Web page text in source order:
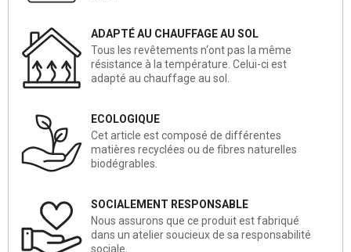
ADAPTÉ AU CHAUFFAGE AU SOL
Tous les revêtements n‘ont pas la même
résistance à la température. Celui-ci est
adapté au chauffage au sol.
ECOLOGIQUE
Cet article est composé de différentes
matières recyclées ou de fibres naturelles
biodégrables.
SOCIALEMENT RESPONSABLE
Nous assurons que ce produit est fabriqué
dans un atelier soucieux de sa responsabilité
sociale.